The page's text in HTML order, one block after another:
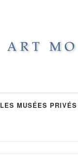
LES MUSÉES PRIVÉS